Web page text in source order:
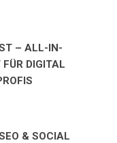
– ALL-IN-
DIGITAL
& SOCIAL